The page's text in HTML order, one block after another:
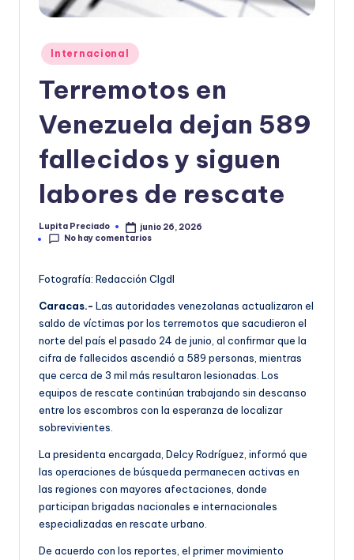
ti
Publicado
en
Internacional
Terremotos en
Venezuela dejan 589
fallecidos y siguen
labores de rescate
Publicado
por
Lupita Preciado
junio 26, 2026
No hay comentarios
Fotografía: Redacción CIgdl
Caracas.- Las autoridades venezolanas actualizaron el
saldo de víctimas por los terremotos que sacudieron el
norte del país el pasado 24 de junio, al confirmar que la
cifra de fallecidos ascendió a 589 personas, mientras
que cerca de 3 mil más resultaron lesionadas. Los
equipos de rescate continúan trabajando sin descanso
entre los escombros con la esperanza de localizar
sobrevivientes.
La presidenta encargada, Delcy Rodríguez, informó que
las operaciones de búsqueda permanecen activas en
las regiones con mayores afectaciones, donde
participan brigadas nacionales e internacionales
especializadas en rescate urbano.
De acuerdo con los reportes, el primer movimiento